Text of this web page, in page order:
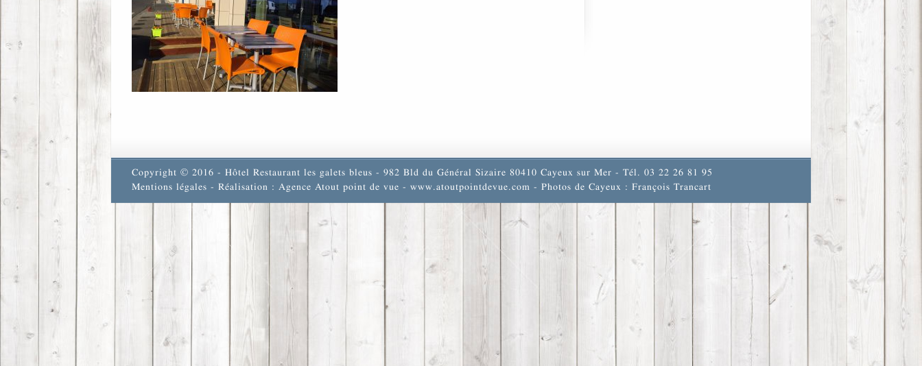
Copyright © 2016 - Hôtel Restaurant les galets bleus - 982 Bld du Général Sizaire 80410 Cayeux sur Mer - Tél. 03 22 26 81 95
Mentions légales - Réalisation : Agence Atout point de vue - www.atoutpointdevue.com - Photos de Cayeux : François Trancart